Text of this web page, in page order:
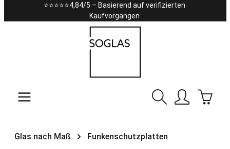
Zum Hauptinhalt springen
⭐⭐⭐⭐⭐4,84/5 – Basierend auf verifizierten
Kaufvorgängen
Glas nach Maß Funkenschutzplatten